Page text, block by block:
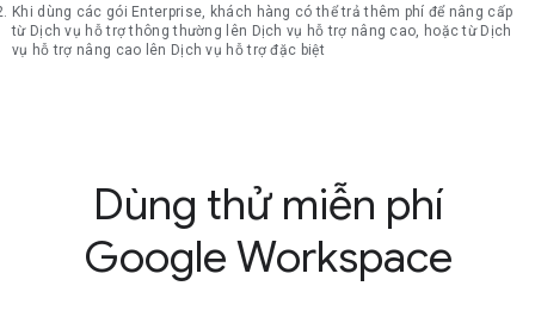
Khi dùng các gói Enterprise, khách hàng có thể trả thêm phí để nâng cấp
từ Dịch vụ hỗ trợ thông thường lên Dịch vụ hỗ trợ nâng cao, hoặc từ Dịch
vụ hỗ trợ nâng cao lên Dịch vụ hỗ trợ đặc biệt
Dùng thử miễn phí
Google Workspace